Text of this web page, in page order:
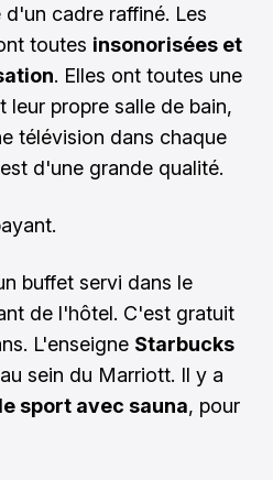
cadre raffiné. Les
toutes insonorisées et
. Elles ont toutes une
propre salle de bain,
télévision dans chaque
d'une grande qualité.
buffet servi dans le
de l'hôtel. C'est gratuit
L'enseigne Starbucks
sein du Marriott. Il y a
sport avec sauna, pour